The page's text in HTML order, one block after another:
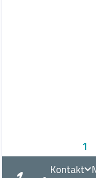
1
Kontakt